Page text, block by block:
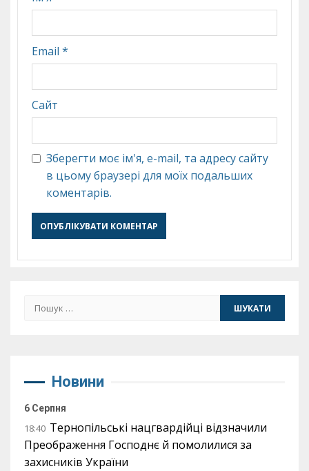
Email *
Сайт
Зберегти моє ім'я, e-mail, та адресу сайту
в цьому браузері для моїх подальших
коментарів.
Пошук:
Новини
6 Серпня
18:40 Тернопільські нацгвардійці відзначили
Преображення Господнє й помолилися за
захисників України